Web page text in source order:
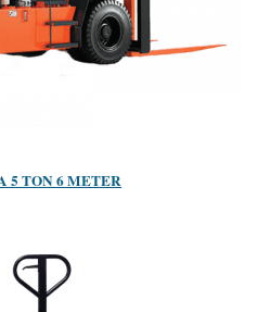
5 TON 6 METER